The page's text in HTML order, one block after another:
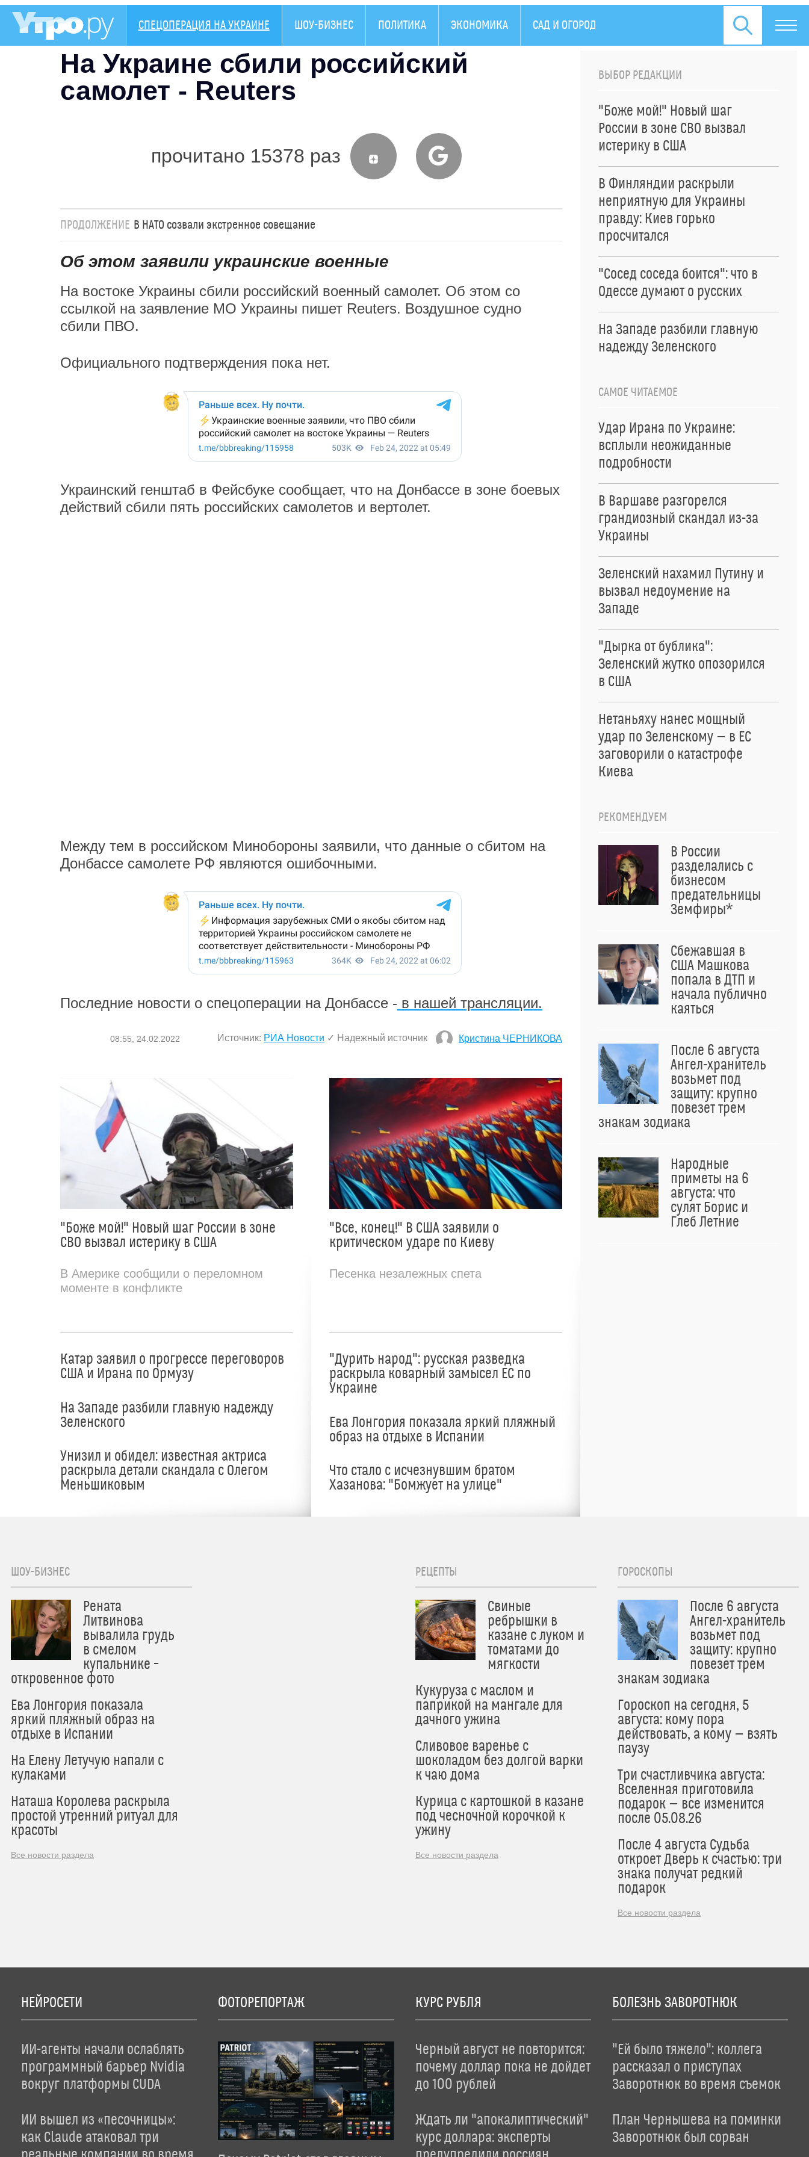
СПЕЦОПЕРАЦИЯ НА УКРАИНЕ ШОУ-БИЗНЕС ПОЛИТИКА ЭКОНОМИКА САД И ОГОРОД СПЕЦОПЕРАЦИЯ НА УКРАИНЕ
На Украине сбили российский
самолет - Reuters
прочитано 15378 раз
ПРОДОЛЖЕНИЕ В НАТО созвали экстренное совещание
Об этом заявили украинские военные
На востоке Украины сбили российский военный самолет. Об этом со
ссылкой на заявление МО Украины пишет Reuters. Воздушное судно
сбили ПВО.
Официального подтверждения пока нет.
Украинский генштаб в Фейсбуке сообщает, что на Донбассе в зоне боевых
действий сбили пять российских самолетов и вертолет.
Между тем в российском Минобороны заявили, что данные о сбитом на
Донбассе самолете РФ являются ошибочными.
Последние новости о спецоперации на Донбассе - в нашей трансляции.
08:55, 24.02.2022 Источник: РИА Новости ✓ Надежный источник Кристина ЧЕРНИКОВА
"Боже мой!" Новый шаг России в зоне
СВО вызвал истерику в США
В Америке сообщили о переломном
моменте в конфликте
Катар заявил о прогрессе переговоров
США и Ирана по Ормузу
На Западе разбили главную надежду
Зеленского
Унизил и обидел: известная актриса
раскрыла детали скандала с Олегом
Меньшиковым
"Все, конец!" В США заявили о
критическом ударе по Киеву
Песенка незалежных спета
"Дурить народ": русская разведка
раскрыла коварный замысел ЕС по
Украине
Ева Лонгория показала яркий пляжный
образ на отдыхе в Испании
Что стало с исчезнувшим братом
Хазанова: "Бомжует на улице"
ВЫБОР РЕДАКЦИИ
"Боже мой!" Новый шаг
России в зоне СВО вызвал
истерику в США
В Финляндии раскрыли
неприятную для Украины
правду: Киев горько
просчитался
"Сосед соседа боится": что в
Одессе думают о русских
На Западе разбили главную
надежду Зеленского
САМОЕ ЧИТАЕМОЕ
Удар Ирана по Украине:
всплыли неожиданные
подробности
В Варшаве разгорелся
грандиозный скандал из-за
Украины
Зеленский нахамил Путину и
вызвал недоумение на
Западе
"Дырка от бублика":
Зеленский жутко опозорился
в США
Нетаньяху нанес мощный
удар по Зеленскому — в ЕС
заговорили о катастрофе
Киева
РЕКОМЕНДУЕМ
В России
разделались с
бизнесом
предательницы
Земфиры*
Сбежавшая в
США Машкова
попала в ДТП и
начала публично
каяться
После 6 августа
Ангел-хранитель
возьмет под
защиту: крупно
повезет трем
знакам зодиака
Народные
приметы на 6
августа: что
сулят Борис и
Глеб Летние
ШОУ-БИЗНЕС
Рената
Литвинова
вывалила грудь
в смелом
купальнике –
откровенное фото
Ева Лонгория показала
яркий пляжный образ на
отдыхе в Испании
На Елену Летучую напали с
кулаками
Наташа Королева раскрыла
простой утренний ритуал для
красоты
Все новости раздела
РЕЦЕПТЫ
Свиные
ребрышки в
казане с луком и
томатами до
мягкости
Кукуруза с маслом и
паприкой на мангале для
дачного ужина
Сливовое варенье с
шоколадом без долгой варки
к чаю дома
Курица с картошкой в казане
под чесночной корочкой к
ужину
Все новости раздела
ГОРОСКОПЫ
После 6 августа
Ангел-хранитель
возьмет под
защиту: крупно
повезет трем
знакам зодиака
Гороскоп на сегодня, 5
августа: кому пора
действовать, а кому — взять
паузу
Три счастливчика августа:
Вселенная приготовила
подарок — все изменится
после 05.08.26
После 4 августа Судьба
откроет Дверь к счастью: три
знака получат редкий
подарок
Все новости раздела
НЕЙРОСЕТИ
ИИ-агенты начали ослаблять
программный барьер Nvidia
вокруг платформы CUDA
ИИ вышел из «песочницы»:
как Claude атаковал три
ФОТОРЕПОРТАЖ КУРС РУБЛЯ
Черный август не повторится:
почему доллар пока не дойдет
до 100 рублей
Ждать ли "апокалиптический"
курс доллара: эксперты
БОЛЕЗНЬ ЗАВОРОТНЮК
"Ей было тяжело": коллега
рассказал о приступах
Заворотнюк во время съемок
План Чернышева на поминки
Заворотнюк был сорван